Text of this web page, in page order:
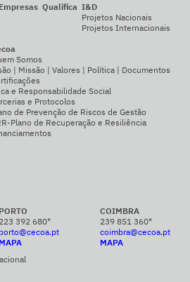
Empresas Qualifica I&D
Projetos Nacionais
Projetos Internacionais
Somos
| Missão | Valores | Política | Documentos
e Responsabilidade Social
e Protocolos
de Prevenção de Riscos de Gestão
Plano de Recuperação e Resiliência
PORTO
223 392 680*
porto@cecoa.pt
MAPA
COIMBRA
239 851 360*
coimbra@cecoa.pt
MAPA